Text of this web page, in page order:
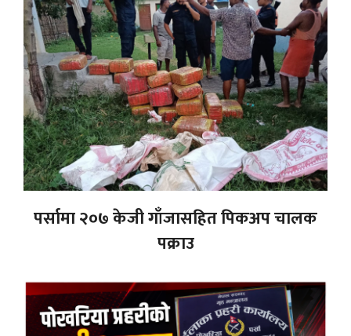
पर्सामा २०७ केजी गाँजासहित पिकअप चालक
पक्राउ